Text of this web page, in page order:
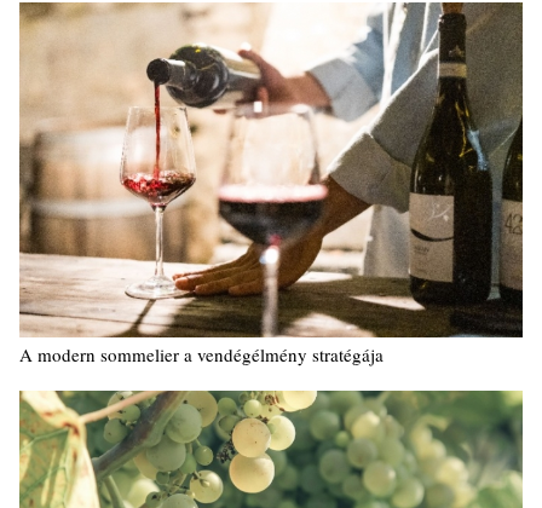
A modern sommelier a vendégélmény stratégája